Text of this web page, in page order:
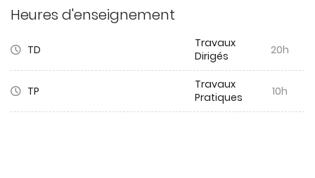
Heures d'enseignement
TD
Travaux
Dirigés
20h
TP
Travaux
Pratiques
10h